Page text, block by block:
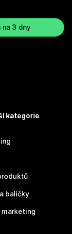
3 dny
kategorie
balíčky
marketing